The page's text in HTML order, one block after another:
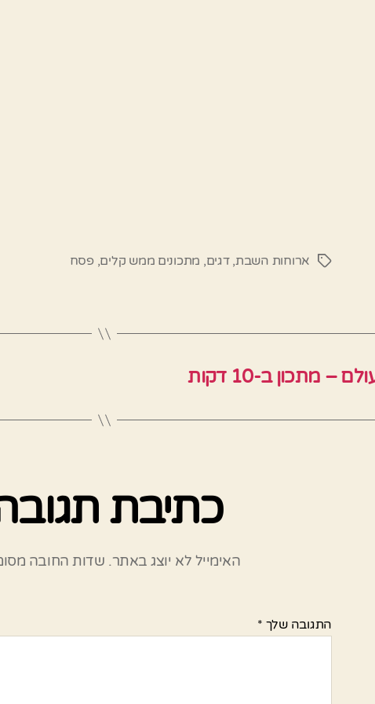
תגיותארוחות השבת,דגים, מתכונים ממש קלים,פסח
מתכון ב-10 דקות
כתיבת
האימייל לא יוצג באתר. שדות החובה
התגובה שלך *